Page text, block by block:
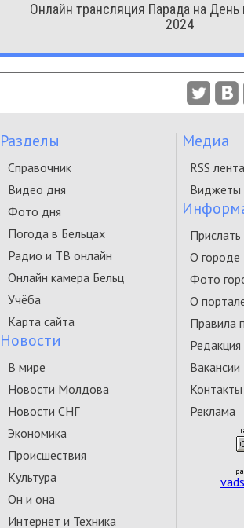
Онлайн трансляция Парада на День
2024
Разделы
Справочник
Видео дня
Фото дня
Погода в Бельцах
Радио и ТВ онлайн
Онлайн камера Бельц
Учёба
Карта сайта
Новости
В мире
Новости Молдова
Новости СНГ
Экономика
Происшествия
Культура
Он и она
Интернет и Техника
Медиа
RSS лента
Виджеты
Прислать
О городе
Фото
О
Правила
Редакция
Вакансии
Контакты
Реклама